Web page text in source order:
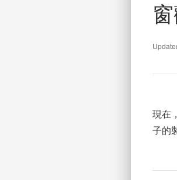
現在
子的